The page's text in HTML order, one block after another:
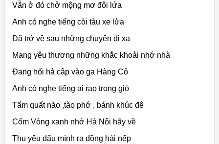
Vẫn ở đó chở mộng mơ đôi lứa
Anh có nghe tiếng còi tàu xe lửa
Đã trở về sau những chuyến đi xa
Mang yêu thương những khắc khoải nhớ nhà
Đang hối hả cập vào ga Hàng Cỏ
Anh có nghe tiếng ai rao trong gió
Tẩm quất nào ,tào phớ , bánh khúc đê
Cốm Vòng xanh nhớ Hà Nội hãy về
Thu yêu dấu mình ra đồng hái nếp